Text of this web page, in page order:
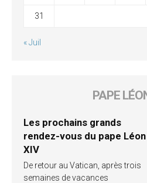
31
« Juil
PAPE
Les prochains grands
rendez-vous du pape Léon
XIV
De retour au Vatican, après trois
semaines de vacances